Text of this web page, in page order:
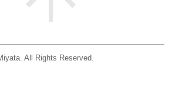
All Rights Reserved.